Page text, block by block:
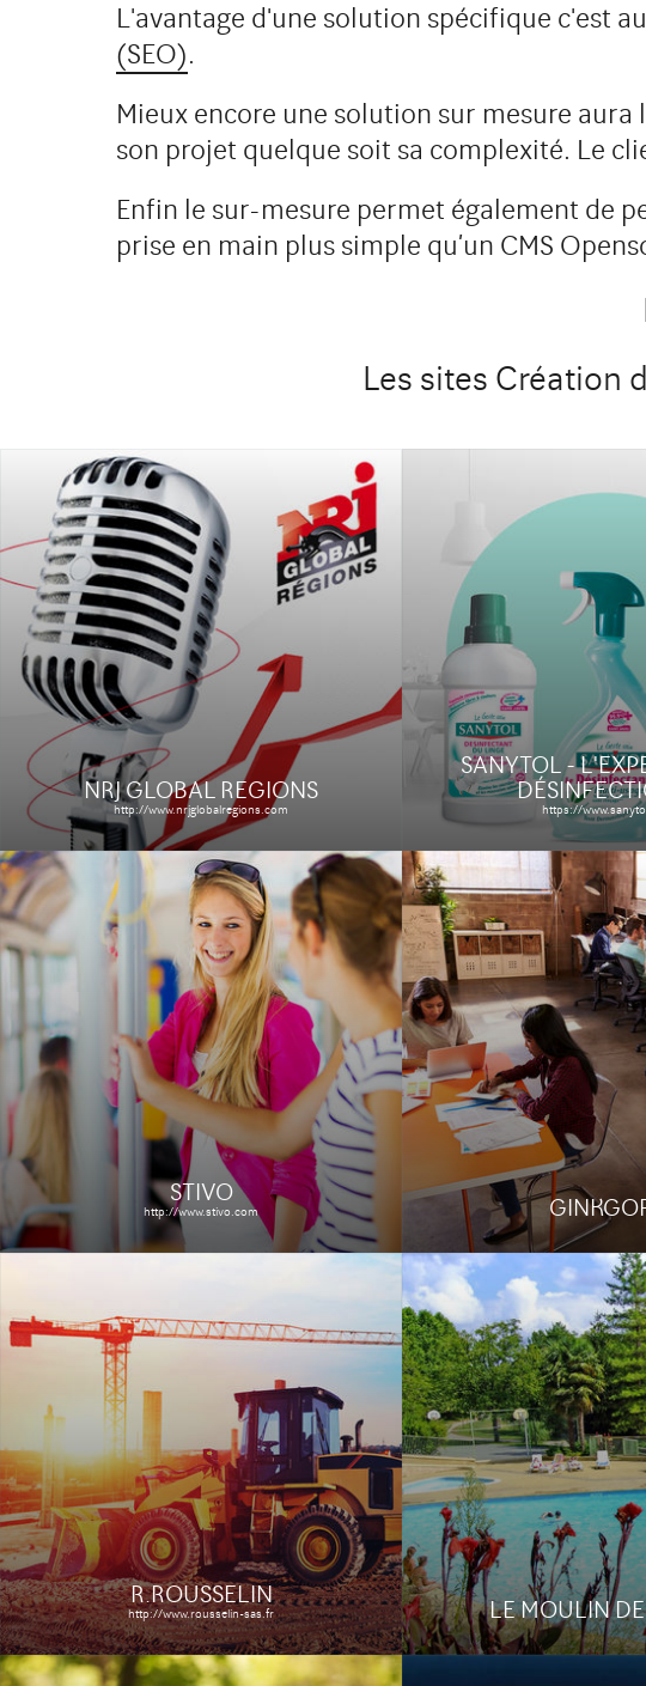
L'avantage d'une solution spécifique c'est
(SEO).
Mieux encore une solution sur mesure
son projet quelque soit sa complexité. Le
Enfin le sur-mesure permet également de
prise en main plus simple qu’un CMS
Les sites Création
NRJ GLOBAL REGIONS
http://www.nrjglobalregions.com
NRJ GLOBAL REGIONS
SANYTOL -
https://
SANYTOL -
DE LA
!
Étude
STIVO
http://www.stivo.com
STIVO
http://www.stivo.com
Le site Étude de cas
GINKGOFI
Étude de cas
R.ROUSSELIN
http://www.rousselin-sas.fr
R.ROUSSELIN
http://www.rousselin-sas.fr
Le site Étude de cas
LE MOULIN
LE MOULIN
Étude de cas
FRANCE LYMPHOME
ESPOIR
http://www.francelymphomeespoir.fr/
Le site Étude de cas
VIA
http://www.vialocation.fr
Le site Étude de